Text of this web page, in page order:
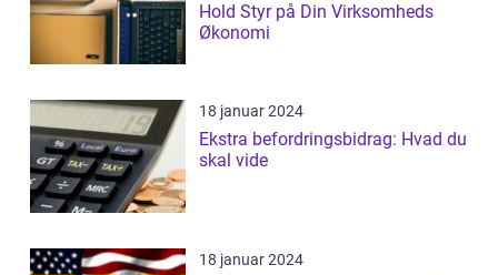
Hold Styr på Din Virksomheds
Økonomi
18 januar 2024
Ekstra befordringsbidrag: Hvad du
skal vide
18 januar 2024